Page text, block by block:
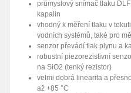
průmyslový snímač tlaku
kapalin
vhodný k měření tlaku v
vodních systémů, také pro
senzor převádí tlak plynu a
robustní piezorezistivní
na SiO2 (tenký rezistor)
velmi dobrá linearita a
až +85 °C